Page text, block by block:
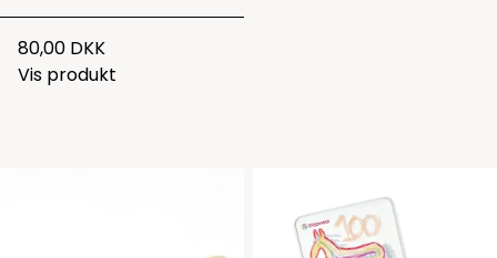
80,00 DKK
Vis produkt